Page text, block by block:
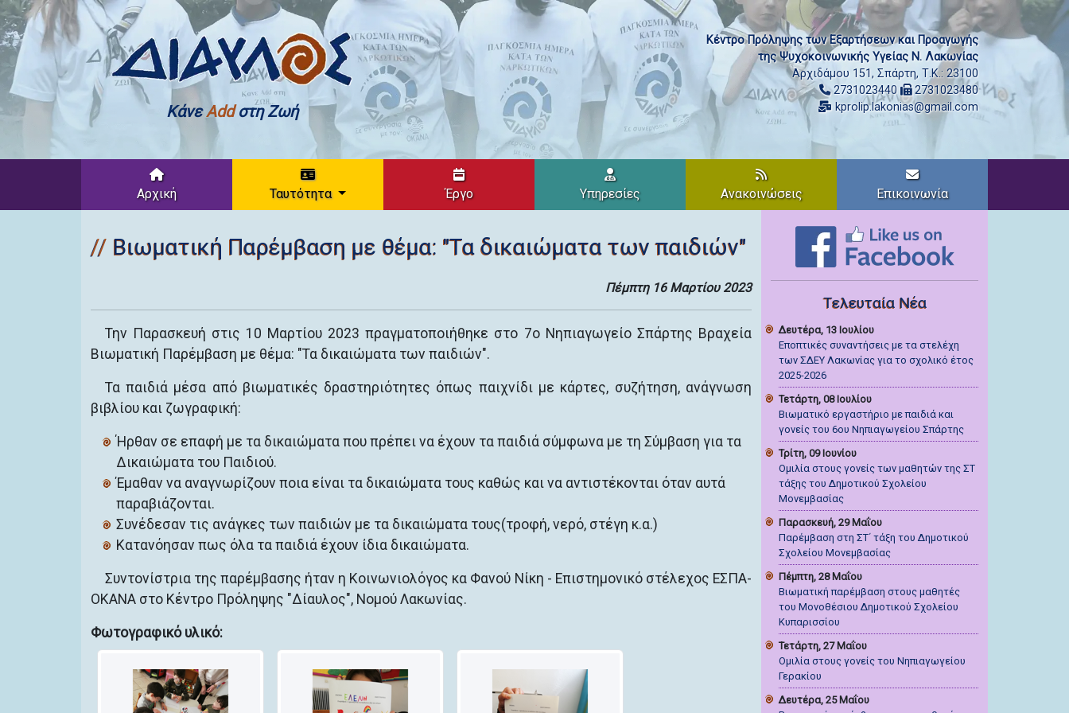
ΚάνεAddστη Ζωή
Κέντρο Πρόληψης των Εξαρτήσεων και Προαγωγής
της Ψυχοκοινωνικής Υγείας Ν. Λακωνίας
Αρχιδάμου 151, Σπάρτη, Τ.Κ.: 23100
2731023440
2731023480
kprolip.lakonias@gmail.com
Αρχική Ταυτότητα Έργο Υπηρεσίες Ανακοινώσεις Επικοινωνία
Βιωματική Παρέμβαση με θέμα: "Τα δικαιώματα των παιδιών"
Πέμπτη 16 Μαρτίου 2023
Την Παρασκευή στις 10 Μαρτίου 2023 πραγματοποιήθηκε στο 7ο Νηπιαγωγείο Σπάρτης Βραχεία
Βιωματική Παρέμβαση με θέμα: "Τα δικαιώματα των παιδιών".
Τα παιδιά μέσα από βιωματικές δραστηριότητες όπως παιχνίδι με κάρτες, συζήτηση, ανάγνωση
βιβλίου και ζωγραφική:
Ήρθαν σε επαφή με τα δικαιώματα που πρέπει να έχουν τα παιδιά σύμφωνα με τη Σύμβαση για τα
Δικαιώματα του Παιδιού.
Έμαθαν να αναγνωρίζουν ποια είναι τα δικαιώματα τους καθώς και να αντιστέκονται όταν αυτά
παραβιάζονται.
Συνέδεσαν τις ανάγκες των παιδιών με τα δικαιώματα τους(τροφή, νερό, στέγη κ.α.)
Κατανόησαν πως όλα τα παιδιά έχουν ίδια δικαιώματα.
Συντονίστρια της παρέμβασης ήταν η Κοινωνιολόγος κα Φανού Νίκη - Επιστημονικό στέλεχος ΕΣΠΑ-
ΟΚΑΝΑ στο Κέντρο Πρόληψης "Δίαυλος", Νομού Λακωνίας.
Φωτογραφικό υλικό:
Τελευταία Νέα
Δευτέρα, 13 Ιουλίου
Εποπτικές συναντήσεις με τα στελέχη
των ΣΔΕΥ Λακωνίας για το σχολικό έτος
2025-2026
Τετάρτη, 08 Ιουλίου
Βιωματικό εργαστήριο με παιδιά και
γονείς του 6ου Νηπιαγωγείου Σπάρτης
Τρίτη, 09 Ιουνίου
Ομιλία στους γονείς των μαθητών της ΣΤ
τάξης του Δημοτικού Σχολείου
Μονεμβασίας
Παρασκευή, 29 Μαΐου
Παρέμβαση στη ΣΤ΄ τάξη του Δημοτικού
Σχολείου Μονεμβασίας
Πέμπτη, 28 Μαΐου
Βιωματική παρέμβαση στους μαθητές
του Μονοθέσιου Δημοτικού Σχολείου
Κυπαρισσίου
Τετάρτη, 27 Μαΐου
Ομιλία στους γονείς του Νηπιαγωγείου
Γερακίου
Δευτέρα, 25 Μαΐου